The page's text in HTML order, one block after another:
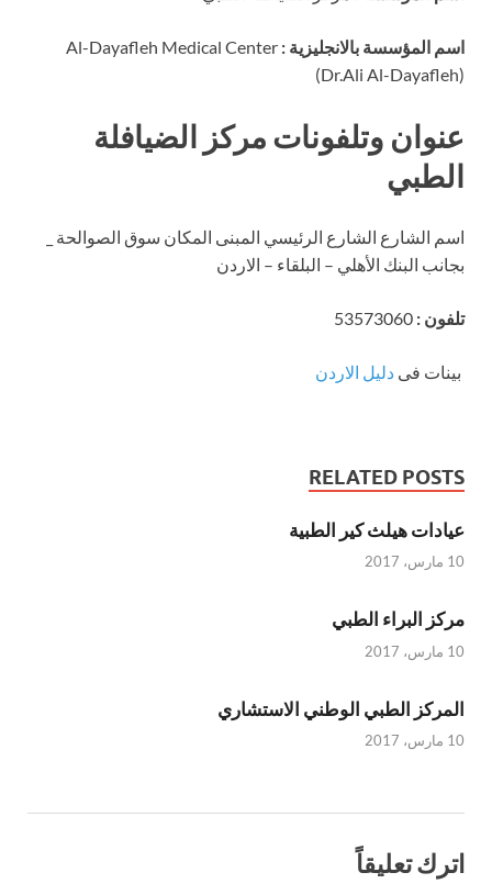
اسم المؤسسة بالانجليزية : Al-Dayafleh Medical Center
(Dr.Ali Al-Dayafleh)
عنوان وتلفونات مركز الضيافلة
الطبي
اسم الشارع الشارع الرئيسي المبنى المكان سوق الصوالحة _
بجانب البنك الأهلي – البلقاء – الاردن
تلفون :
بينات فى دليل الاردن
RELATED POSTS
عيادات هيلث كير الطبية
10 مارس، 2017
مركز البراء الطبي
10 مارس، 2017
المركز الطبي الوطني الاستشاري
10 مارس، 2017
اترك تعليقاً